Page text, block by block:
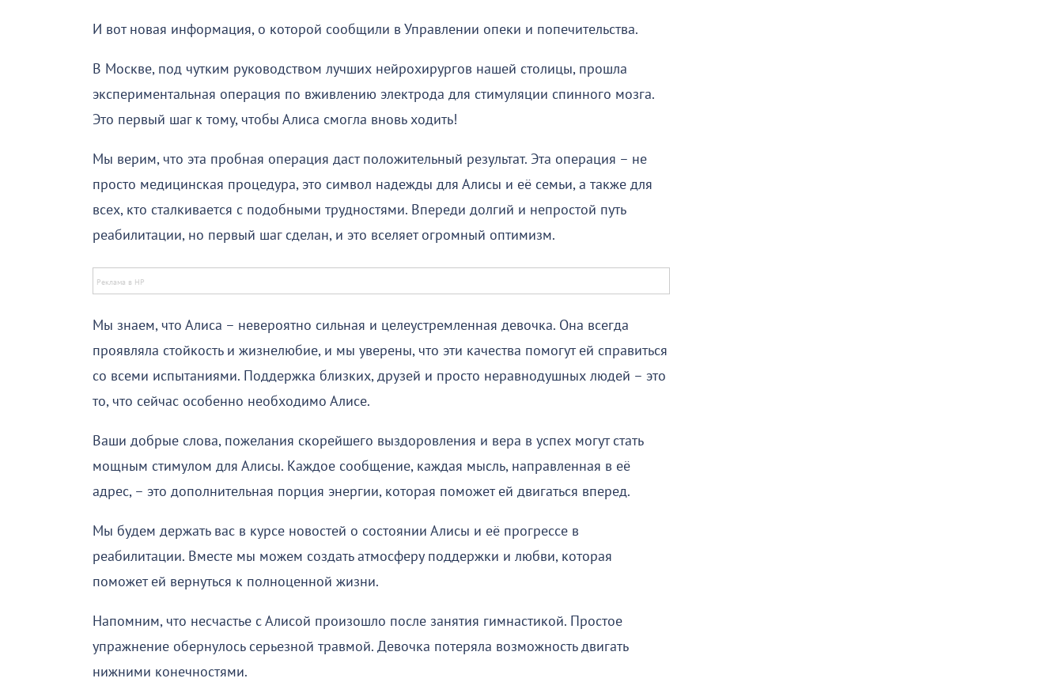
И вот новая информация, о которой сообщили в Управлении опеки и попечительства.
В Москве, под чутким руководством лучших нейрохирургов нашей столицы, прошла
экспериментальная операция по вживлению электрода для стимуляции спинного мозга.
Это первый шаг к тому, чтобы Алиса смогла вновь ходить!
Мы верим, что эта пробная операция даст положительный результат. Эта операция – не
просто медицинская процедура, это символ надежды для Алисы и её семьи, а также для
всех, кто сталкивается с подобными трудностями. Впереди долгий и непростой путь
реабилитации, но первый шаг сделан, и это вселяет огромный оптимизм.
Мы знаем, что Алиса – невероятно сильная и целеустремленная девочка. Она всегда
проявляла стойкость и жизнелюбие, и мы уверены, что эти качества помогут ей справиться
со всеми испытаниями. Поддержка близких, друзей и просто неравнодушных людей – это
то, что сейчас особенно необходимо Алисе.
Ваши добрые слова, пожелания скорейшего выздоровления и вера в успех могут стать
мощным стимулом для Алисы. Каждое сообщение, каждая мысль, направленная в её
адрес, – это дополнительная порция энергии, которая поможет ей двигаться вперед.
Мы будем держать вас в курсе новостей о состоянии Алисы и её прогрессе в
реабилитации. Вместе мы можем создать атмосферу поддержки и любви, которая
поможет ей вернуться к полноценной жизни.
Напомним, что несчастье с Алисой произошло после занятия гимнастикой. Простое
упражнение обернулось серьезной травмой. Девочка потеряла возможность двигать
нижними конечностями.